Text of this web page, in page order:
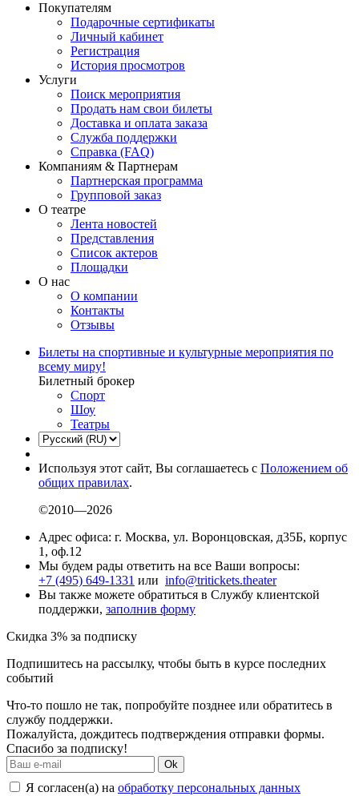
Покупателям
Подарочные сертификаты
Личный кабинет
Регистрация
История просмотров
Услуги
Поиск мероприятия
Продать нам свои билеты
Доставка и оплата заказа
Служба поддержки
Справка (FAQ)
Компаниям & Партнерам
Партнерская программа
Групповой заказ
О театре
Лента новостей
Представления
Список актеров
Площадки
О нас
О компании
Контакты
Отзывы
Билеты на спортивные и культурные мероприятия по
всему миру!
Билетный брокер
Спорт
Шоу
Театры
Используя этот сайт, Вы соглашаетесь с Положением об
общих правилах.
©2010—2026
Адрес офиса: г. Москва, ул. Воронцовская, д35Б, корпус
1, оф.12
Мы будем рады ответить на все Ваши вопросы:
+7 (495) 649-1331 или info@tritickets.theater
Вы также можете обратиться в Службу клиентской
поддержки, заполнив форму
Скидка 3% за подписку
Подпишитесь на рассылку, чтобы быть в курсе последних
событий
Что-то пошло не так, попробуйте позднее или обратитесь в
службу поддержки.
Пожалуйста, дождитесь подтверждения отправки формы.
Спасибо за подписку!
Ok
Я согласен(а) на обработку персональных данных